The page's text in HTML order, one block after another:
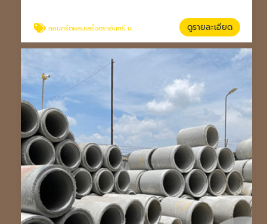
คอนกรีตผสมเสร็จตราอินทรี นครราชสีมา ดูรายละเอียด